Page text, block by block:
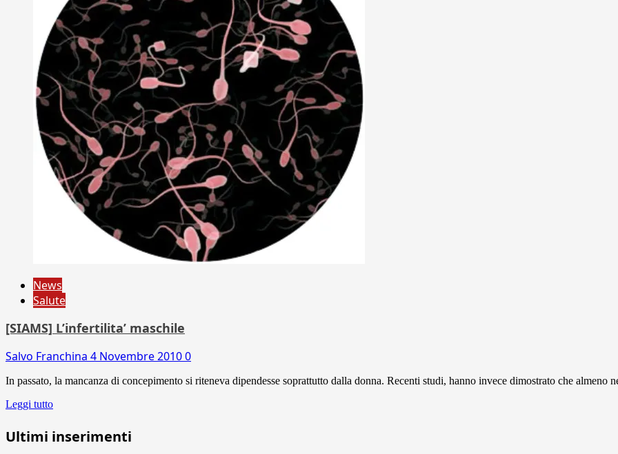
News
Salute
[SIAMS] L’infertilita’ maschile
Salvo Franchina 4 Novembre 20100
In passato, la mancanza di concepimento si riteneva dipendesse soprattutto dalla donna. Recenti studi, hanno invece dimostrato che almeno
Leggi tutto
Ultimi inserimenti